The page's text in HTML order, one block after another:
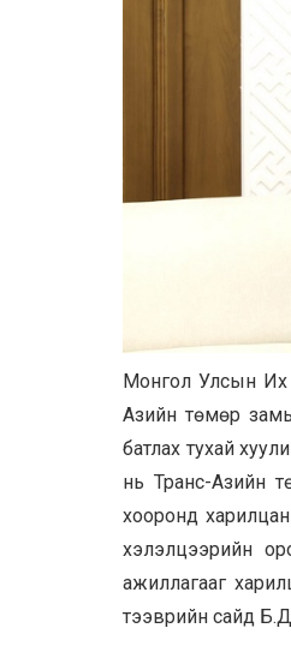
Монгол Улсын Их
Азийн төмөр
батлах тухай
нь Транс-Азийн
хооронд
хэлэлцээрийн
ажиллагааг
тээврийн сайд